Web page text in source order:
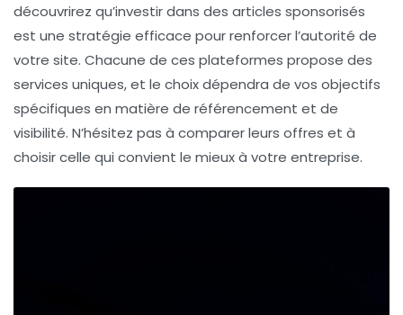
découvrirez qu’investir dans des articles sponsorisés
est une stratégie efficace pour renforcer l’autorité de
votre site. Chacune de ces plateformes propose des
services uniques, et le choix dépendra de vos objectifs
spécifiques en matière de référencement et de
visibilité. N’hésitez pas à comparer leurs offres et à
choisir celle qui convient le mieux à votre entreprise.